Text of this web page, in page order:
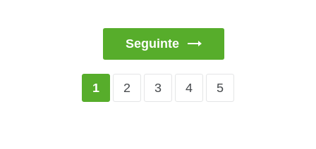
Seguinte
1 2 3 4 5